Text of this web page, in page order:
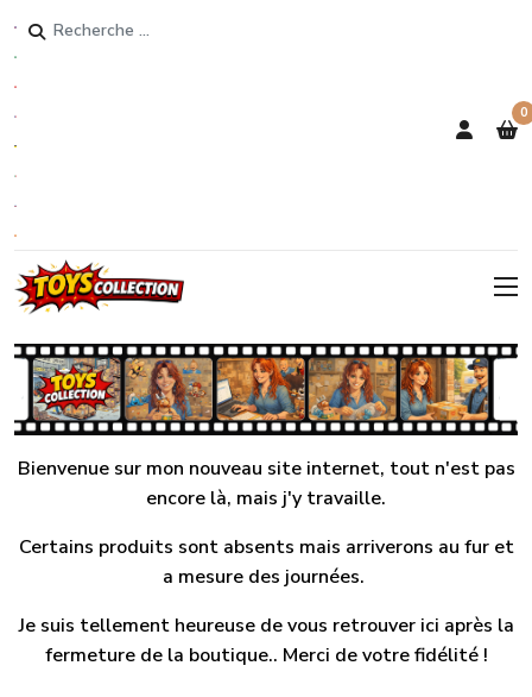
Rechercher
0
Bienvenue sur mon nouveau site internet, tout n'est pas
encore là, mais j'y travaille.
Certains produits sont absents mais arriverons au fur et
a mesure des journées.
Je suis tellement heureuse de vous retrouver ici après la
fermeture de la boutique.. Merci de votre fidélité !